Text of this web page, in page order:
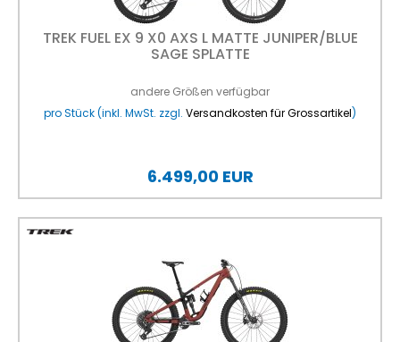
TREK FUEL EX 9 X0 AXS L MATTE JUNIPER/BLUE
SAGE SPLATTE
andere Größen verfügbar
pro Stück (inkl. MwSt. zzgl. Versandkosten für Grossartikel)
6.499,00 EUR